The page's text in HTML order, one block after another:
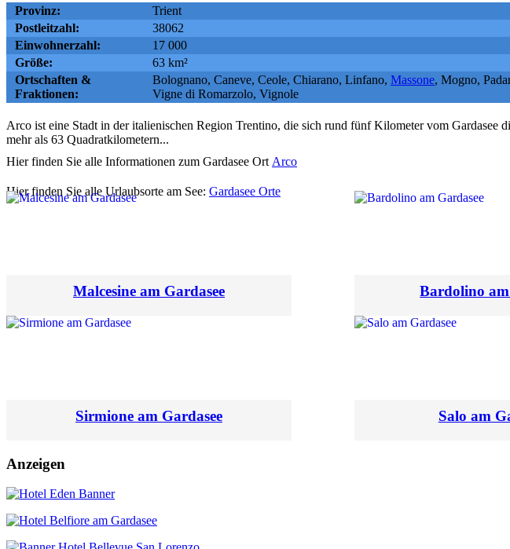
Provinz:
Trient
Postleitzahl:
38062
Einwohnerzahl:
17 000
Größe:
63 km²
Ortschaften &
Fraktionen:
Bolognano, Caneve, Ceole, Chiarano, Linfano, Massone, Mogno,
Vigne di Romarzolo, Vignole
Arco ist eine Stadt in der italienischen Region Trentino, die sich rund fünf Kilometer vom Gardasee
mehr als 63 Quadratkilometern...
Hier finden Sie alle Informationen zum Gardasee Ort Arco
Hier finden Sie alle Urlaubsorte am See: Gardasee Orte
Malcesine am Gardasee Bardolino am
Sirmione am Gardasee Salo am
Anzeigen